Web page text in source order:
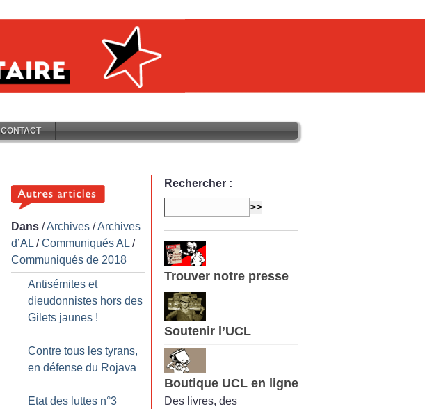
CONTACT
Dans /Archives /Archives
d’AL /Communiqués AL /
Communiqués de 2018
Antisémites et
dieudonnistes hors des
Gilets jaunes !
Contre tous les tyrans,
en défense du Rojava
Etat des luttes n°3
Rechercher :
Trouver notre presse
Soutenir l’UCL
Boutique UCL en ligne
Des livres, des